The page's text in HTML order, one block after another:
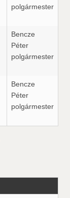
polgármester
Bencze
Péter
polgármester
Bencze
Péter
polgármester